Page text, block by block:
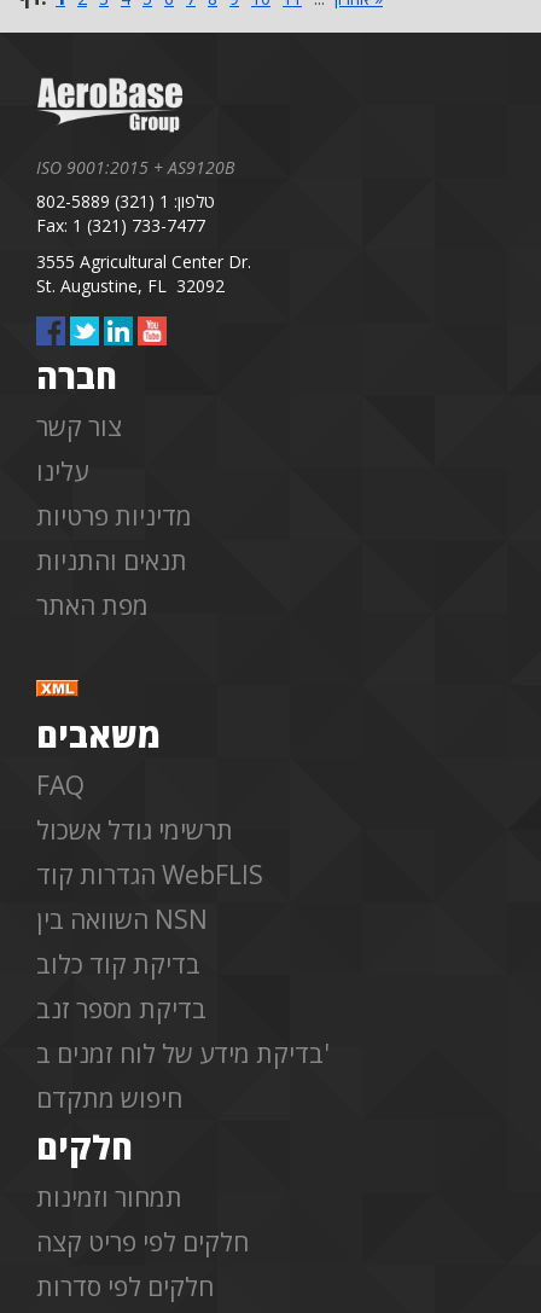
ISO 9001:2015 + AS9120B
טלפון: 1 (321) 802-5889
Fax: 1 (321) 733-7477
3555 Agricultural Center Dr.
St. Augustine, FL 32092
חברה
צור קשר
עלינו
מדיניות פרטיות
תנאים והתניות
מפת האתר
משאבים
FAQ
תרשימי גודל אשכול
הגדרות קוד WebFLIS
השוואה בין NSN
בדיקת קוד כלוב
בדיקת מספר זנב
בדיקת מידע של לוח זמנים ב'
חיפוש מתקדם
חלקים
תמחור וזמינות
חלקים לפי פריט קצה
חלקים לפי סדרות